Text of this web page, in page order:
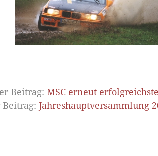
Beitrag: MSC erneut
Beitrag: Jahreshauptversammlung